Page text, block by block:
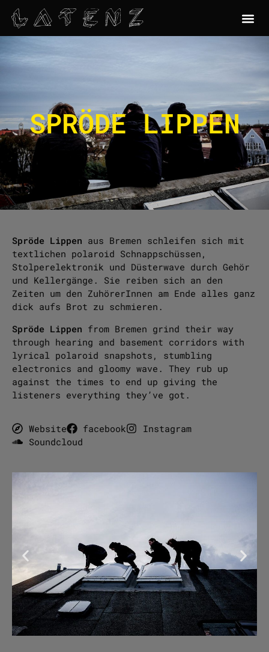
SPRÖDE LIPPEN
Spröde Lippen aus Bremen schleifen sich mit
textlichen polaroid Schnappschüssen,
Stolperelektronik und Düsterwave durch Gehör
und Kellergänge. Sie reiben sich an den
Zeiten um den ZuhörerInnen am Ende alles ganz
dick aufs Brot zu schmieren.
Spröde Lippen from Bremen grind their way
through hearing and basement corridors with
lyrical polaroid snapshots, stumbling
electronics and gloomy wave. They rub up
against the times to end up giving the
listeners everything they’ve got.
Website facebook
Instagram
Soundcloud